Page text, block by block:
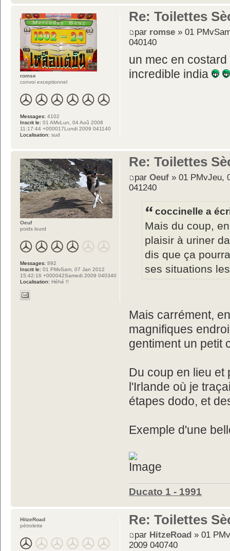
Re: Toilettes
par romse » 01
040140
un mec en
incredible india
romse
convoi exceptionnel
Messages: 4102
Inscrit le: 01 AMvLun, 04 Aoû 2008
11:17:44 +000017Lundi 2009 041140
Localisation: sud
Re: Toilettes
parOeuf » 01 PMvJeu,
041240
coccinelle a
Mais du coup,
plaisir à uriner
dis que ça
ses situations
Mais carrément,
magnifiques
gentiment un petit
Du coup en lieu et
l'Irlande où je
étapes dodo, et
Exemple d'une
Ducato 1 - 1991
Oeuf
poids lourd
Messages: 892
Inscrit le: 01 PMvSam, 07 Jan 2012
15:42:16 +000042Samedi 2009 040340
Localisation: Héhé !!
Re: Toilettes
par HitzeRoad » 01
2009 040740
HitzeRoad
pétrolette